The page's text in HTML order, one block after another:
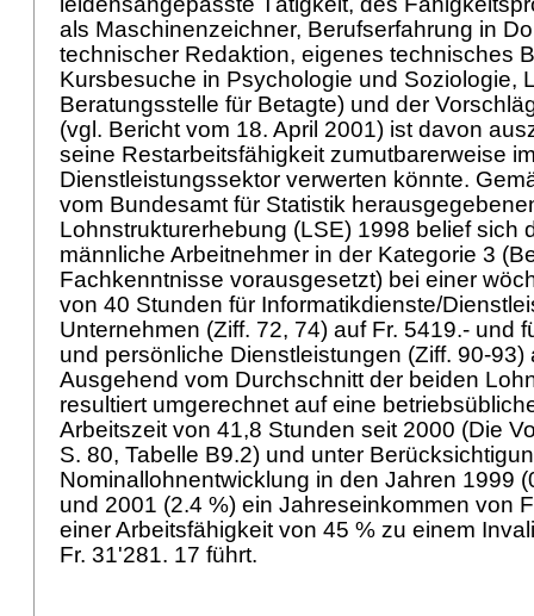
als Maschinenzeichner, Berufserfahrung in
technischer Redaktion, eigenes technisches
Kursbesuche in Psychologie und Soziologie,
Beratungsstelle für Betagte) und der
(vgl. Bericht vom 18. April 2001) ist davon
seine Restarbeitsfähigkeit zumutbarerweise
Dienstleistungssektor verwerten könnte.
vom Bundesamt für Statistik
Lohnstrukturerhebung (LSE) 1998 belief sich
männliche Arbeitnehmer in der Kategorie 3
Fachkenntnisse vorausgesetzt) bei einer
von 40 Stunden für Informatikdienste/
Unternehmen (Ziff. 72, 74) auf Fr. 5419.- und
und persönliche Dienstleistungen (Ziff. 90-93)
Ausgehend vom Durchschnitt der beiden
resultiert umgerechnet auf eine
Arbeitszeit von 41,8 Stunden seit 2000 (Die
S. 80, Tabelle B9.2) und unter
Nominallohnentwicklung in den Jahren 1999
und 2001 (2.4 %) ein Jahreseinkommen von
einer Arbeitsfähigkeit von 45 % zu einem
Fr. 31'281. 17 führt.